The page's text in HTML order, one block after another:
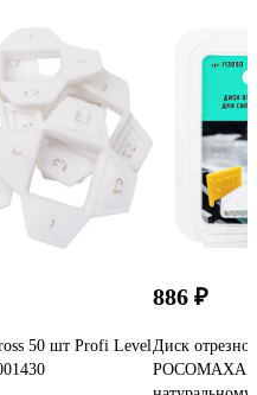
50 шт Profi Level
886 ₽
Диск
РОСОМАХА